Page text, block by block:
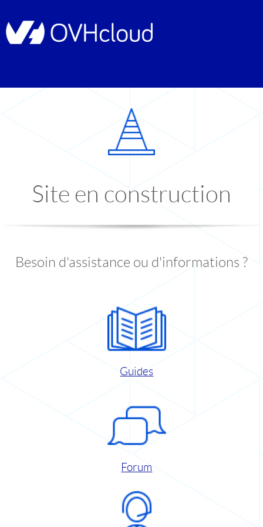
Site en construction
Besoin d'assistance ou d'informations ?
Guides
Forum